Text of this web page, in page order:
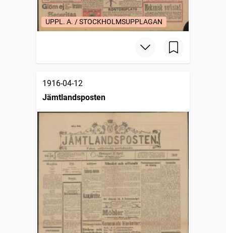
UPPL. A. / STOCKHOLMSUPPLAGAN
1916-04-12
Jämtlandsposten